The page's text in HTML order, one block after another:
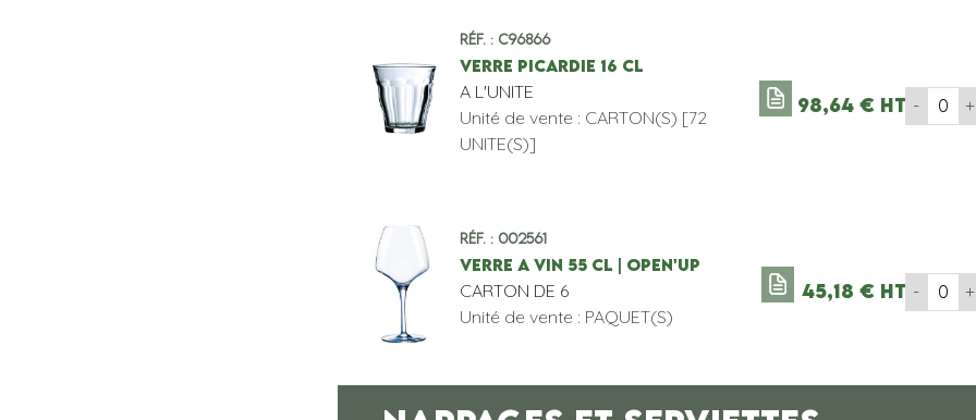
Réf. : C96866
VERRE PICARDIE 16 CL
A L'UNITE
Unité de vente : CARTON(S) [72
UNITE(S)]
98,64€ HT - +
Réf. : 002561
VERRE A VIN 55 CL | OPEN'UP
CARTON DE 6
Unité de vente : PAQUET(S)
45,18€ HT - +